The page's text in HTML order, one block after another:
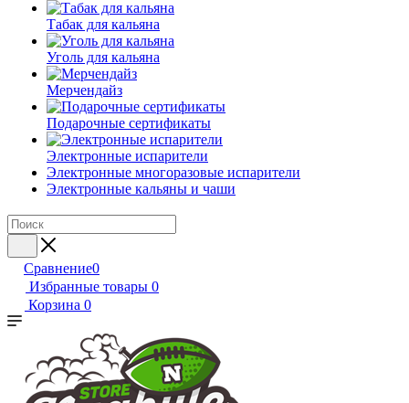
Табак для кальяна
Уголь для кальяна
Мерчендайз
Подарочные сертификаты
Электронные испарители
Электронные многоразовые испарители
Электронные кальяны и чаши
Сравнение0
Избранные товары 0
Корзина 0